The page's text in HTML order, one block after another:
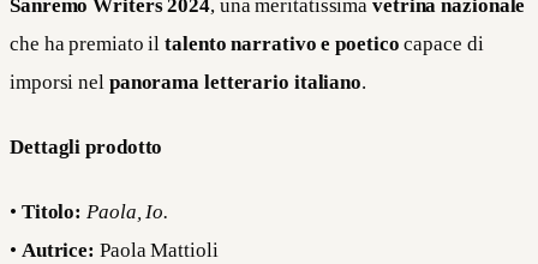
Sanremo Writers 2024, una meritatissima vetrina nazionale
che ha premiato iltalento narrativo e poetico capace di
imporsi nel panorama letterario italiano.
Dettagli prodotto
• Titolo: Paola, Io.
• Autrice: Paola Mattioli